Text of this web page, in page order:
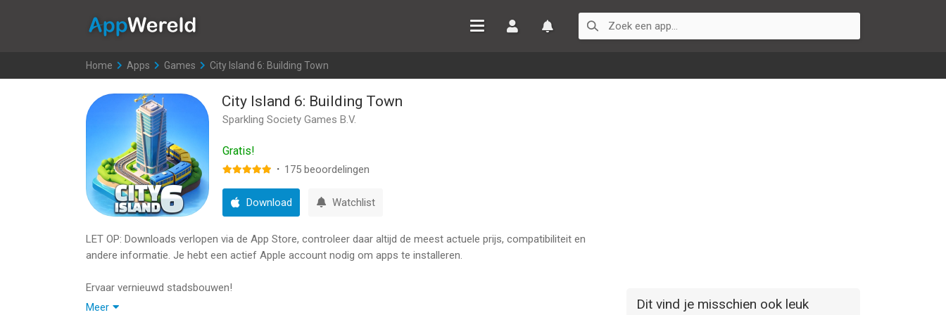
Home >
Apps >
Games >
City Island 6: Building Town
City Island 6: Building Town
Sparkling Society Games B.V.
Gratis!
· 175 beoordelingen
Download Watchlist
LET OP: Downloads verlopen via de App Store, controleer daar altijd de meest actuele prijs, compatibiliteit en
andere informatie. Je hebt een actief Apple account nodig om apps te installeren.
Ervaar vernieuwd stadsbouwen!
Ontdek het geheel nieuwe City Island 6: Leven opbouwen. Reis als burgemeester van een evoluerende stad de
Meer Dit vind je misschien ook leuk